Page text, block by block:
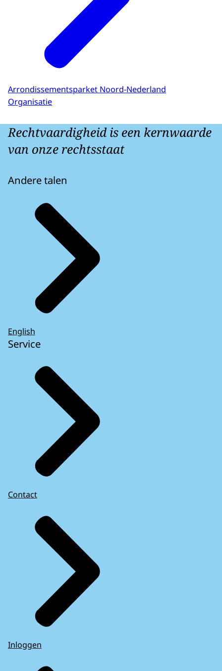
Arrondissementsparket Noord-Nederland
Organisatie
Rechtvaardigheid is een kernwaarde
van onze rechtsstaat
Andere talen
English
Service
Contact
Inloggen